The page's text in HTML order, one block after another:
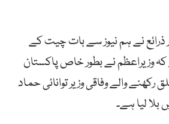
نے ہم نیوز سے بات چیت کے
وزیراعظم نے بطور خاص پاکستان
والے وفاقی وزیر توانائی حماد
بلا لیا ہے۔